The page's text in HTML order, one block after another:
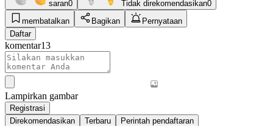
saran0 Tidak direkomendasikan0
membatalkan
Bagikan
Pernyataan
Daftar
komentar13
Lampirkan gambar
Registrasi
Direkomendasikan
Terbaru Perintah pendaftaran